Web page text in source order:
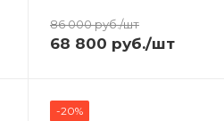
86 000руб./шт
68 800 руб./шт
-20%